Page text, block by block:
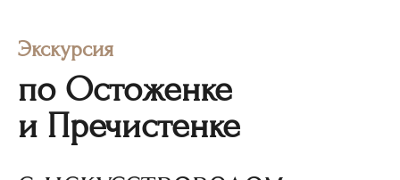
Экскурсия
по Остоженке
и Пречистенке